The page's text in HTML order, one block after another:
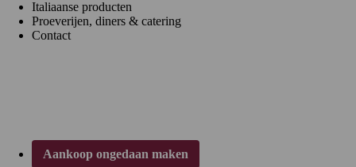
Italiaanse producten
Proeverijen, diners & catering
Contact
Aankoop ongedaan maken